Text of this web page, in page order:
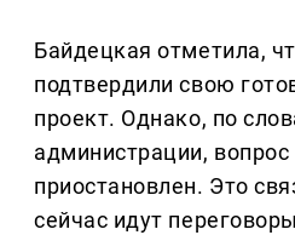
Байдецкая отметила,
подтвердили свою
проект. Однако, по
администрации,
приостановлен. Это
сейчас идут